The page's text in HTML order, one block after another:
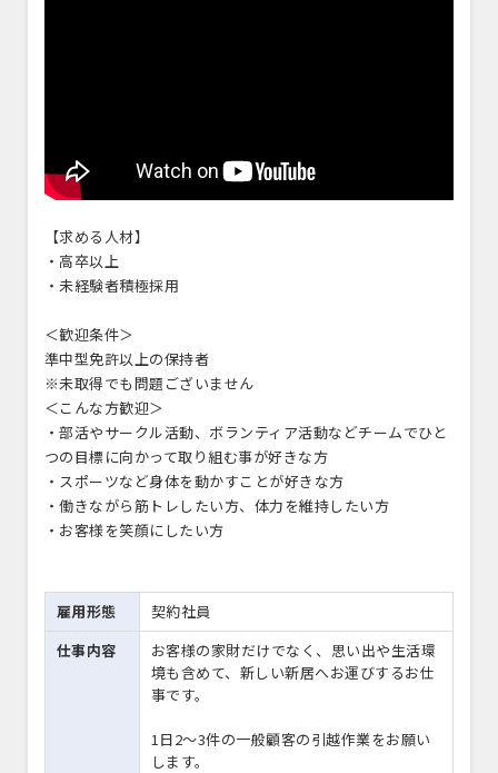
【求める人材】
・高卒以上
・未経験者積極採用
＜歓迎条件＞
準中型免許以上の保持者
※未取得でも問題ございません
＜こんな方歓迎＞
・部活やサークル活動、ボランティア活動などチームでひと
つの目標に向かって取り組む事が好きな方
・スポーツなど身体を動かすことが好きな方
・働きながら筋トレしたい方、体力を維持したい方
・お客様を笑顔にしたい方
雇用形態
契約社員
仕事内容
お客様の家財だけでなく、思い出や生活環
境も含めて、新しい新居へお運びするお仕
事です。
1日2〜3件の一般顧客の引越作業をお願い
します。